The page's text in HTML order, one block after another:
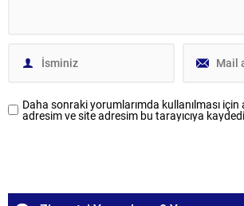
Daha sonraki yorumlarımda kullanılması için
adresim ve site adresim bu tarayıcıya